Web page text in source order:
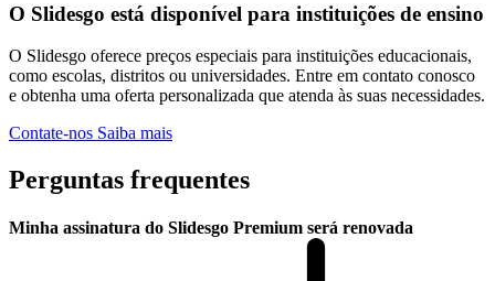
O Slidesgo está disponível para instituições de ensino
O Slidesgo oferece preços especiais para instituições educacionais,
como escolas, distritos ou universidades. Entre em contato conosco
e obtenha uma oferta personalizada que atenda às suas necessidades.
Contate-nos Saiba mais
Perguntas frequentes
Minha assinatura do Slidesgo Premium será renovada